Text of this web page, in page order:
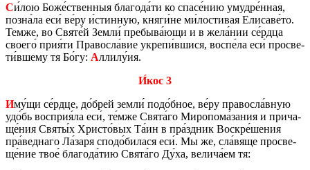
Си́лою Боже́ствен­ныя бла­го­да́ти ко спасе́нию умуд­ре́нная,
позна́ла еси́ ве́ру и́стин­ную, княги́не ми́ло­сти­вая Ели­са­ве́то.
Темже, во Святе́й Земли́ пре­бы­ва́ющи и в жела́нии се́рдца
сво­е­го́ прия́ти Пра­вос­ла́вие укре­пи́вшися, воспе́ла еси́ про­све­
ти́вшему тя Бо́гу: Аллилу́ия.
И́кос 3
Иму́щи се́рдце, до́брей земли́ подо́бное, ве́ру пра­вос­ла́вную
удо́бь вос­прия́ла еси́, те́мже Свята́го Ми­ро­по­ма́зания и при­ча­
ще́ния Святы́х Хри­сто́вых Та́ин в пра́здник Вос­кре́шения
пра́вед­на­го Ла́заря сподо́би­ла­ся еси́. Мы же, сла́вяще про­све­
ще́ние твое́ бла­го­да́тию Свята́го Ду́ха, ве­ли­ча́ем тя: